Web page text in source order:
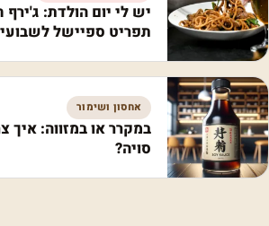
תפריט ספיישל
אחסון ושימור
במקרר או במזווה: איך
סויה?